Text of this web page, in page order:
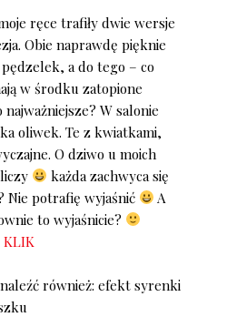
ręce trafiły dwie wersje
Obie naprawdę pięknie
a do tego – co
w środku zatopione
najważniejsze? W salonie
oliwek. Te z kwiatkami,
O dziwo u moich
każda zachwyca się
Nie potrafię wyjaśnić
A
to wyjaśnicie?
KLIK
również: efekt syrenki